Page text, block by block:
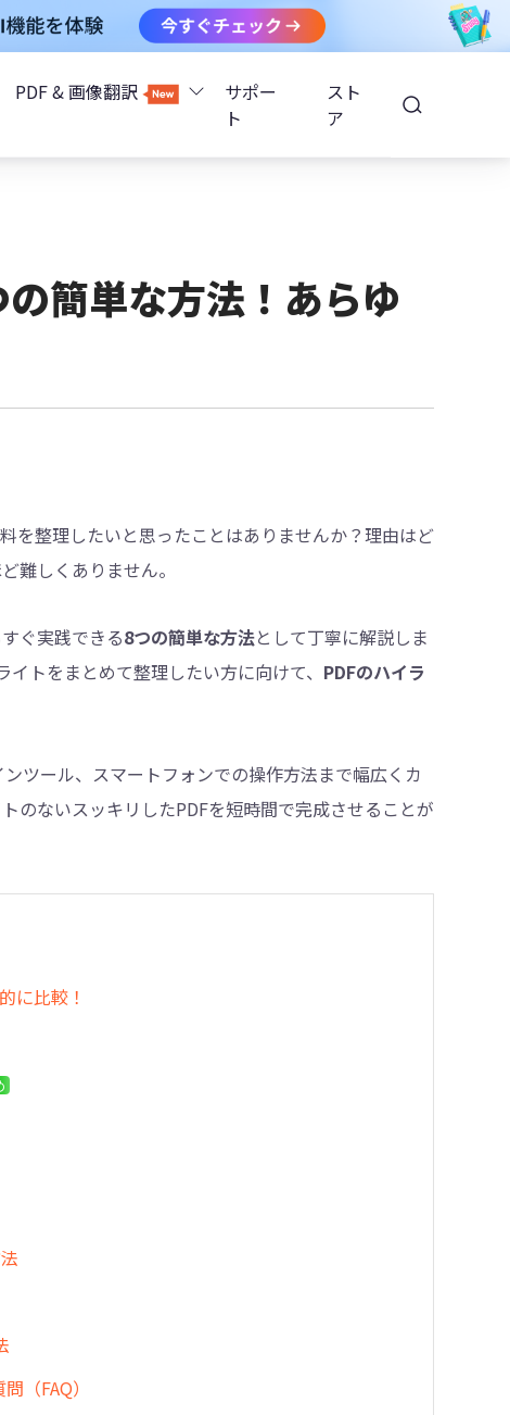
削除
ンロック解除
除
PDF & 画像翻訳
PDNobオンライン
サポー
ト
スト
ア
簡単な方法！あらゆ
を整理したいと思ったことはありませんか？理由はど
難しくありません。
ぐ実践できる8つの簡単な方法として丁寧に解説しま
トをまとめて整理したい方に向けて、 PDFのハイラ
ツール、スマートフォンでの操作方法まで幅広くカ
のないスッキリしたPDFを短時間で完成させることが
に比較！
（FAQ）